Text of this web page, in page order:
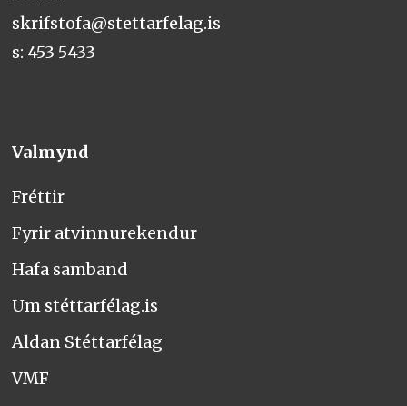
skrifstofa@stettarfelag.is
s: 453 5433
Valmynd
Fréttir
Fyrir atvinnurekendur
Hafa samband
Um stéttarfélag.is
Aldan Stéttarfélag
VMF